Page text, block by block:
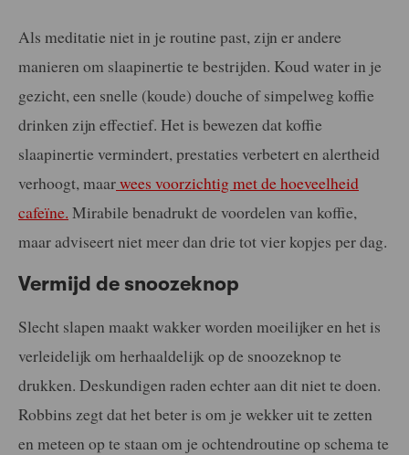
Als meditatie niet in je routine past, zijn er andere
manieren om slaapinertie te bestrijden. Koud water in je
gezicht, een snelle (koude) douche of simpelweg koffie
drinken zijn effectief. Het is bewezen dat koffie
slaapinertie vermindert, prestaties verbetert en alertheid
verhoogt, maarwees voorzichtig met de hoeveelheid
cafeïne. Mirabile benadrukt de voordelen van koffie,
maar adviseert niet meer dan drie tot vier kopjes per dag.
Vermijd de snoozeknop
Slecht slapen maakt wakker worden moeilijker en het is
verleidelijk om herhaaldelijk op de snoozeknop te
drukken. Deskundigen raden echter aan dit niet te doen.
Robbins zegt dat het beter is om je wekker uit te zetten
en meteen op te staan om je ochtendroutine op schema te